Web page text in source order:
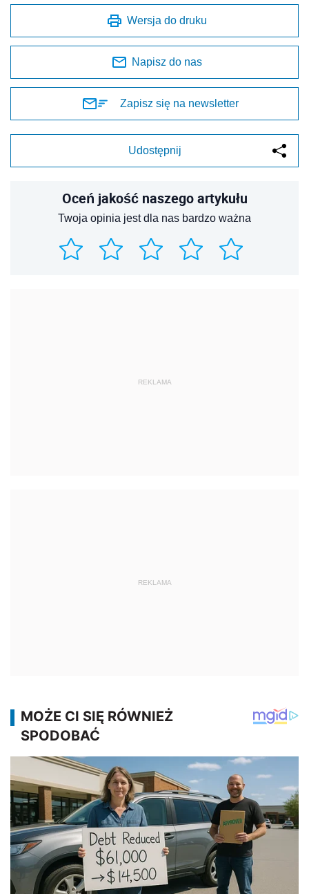
Wersja do druku
Napisz do nas
Zapisz się na newsletter
Udostępnij
Oceń jakość naszego artykułu
Twoja opinia jest dla nas bardzo ważna
REKLAMA
REKLAMA